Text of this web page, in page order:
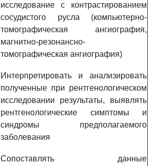
исследование с контрастированием
сосудистого русла (компьютерно-
томографическая ангиография,
магнитно-резонансно-
томографическая ангиография)
Интерпретировать и анализировать
полученные при рентгенологическом
исследовании результаты, выявлять
рентгенологические симптомы и
синдромы предполагаемого
заболевания
Сопоставлять данные